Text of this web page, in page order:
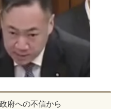
府への不信から